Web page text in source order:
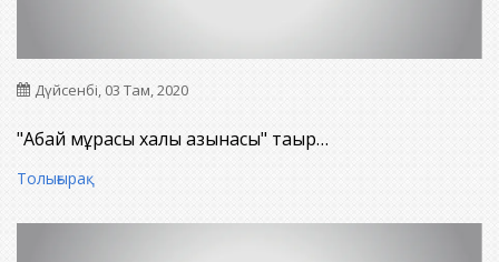
Дүйсенбі, 03 Там, 2020
"Абай мұрасы халық қазынасы" тақыр…
Толығырақ